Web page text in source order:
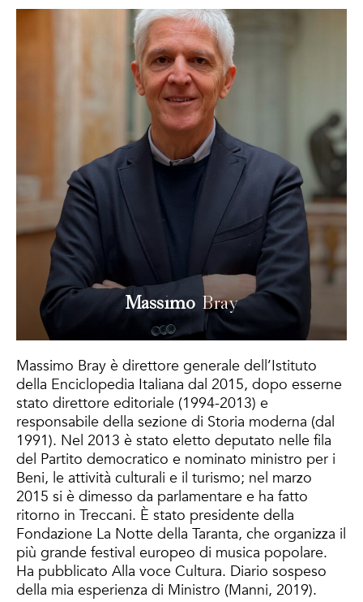
Massimo Bray
Massimo Bray è direttore generale dell’Istituto
della Enciclopedia Italiana dal 2015, dopo esserne
stato direttore editoriale (1994-2013) e
responsabile della sezione di Storia moderna (dal
1991). Nel 2013 è stato eletto deputato nelle fila
del Partito democratico e nominato ministro per i
Beni, le attività culturali e il turismo; nel marzo
2015 si è dimesso da parlamentare e ha fatto
ritorno in Treccani. È stato presidente della
Fondazione La Notte della Taranta, che organizza il
più grande festival europeo di musica popolare.
Ha pubblicato Alla voce Cultura. Diario sospeso
della mia esperienza di Ministro (Manni, 2019).